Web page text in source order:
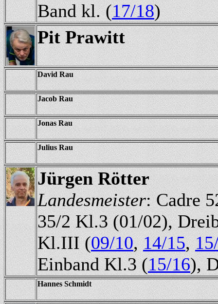
Band kl. (17/18)
Pit Prawitt
David Rau
Jacob Rau
Jonas Rau
Julius Rau
Jürgen Rötter
Landesmeister: Cadre
35/2 Kl.3 (01/02),
Kl.III (09/10,14/15,
Einband Kl.3 (15/16),
Hannes Schmidt